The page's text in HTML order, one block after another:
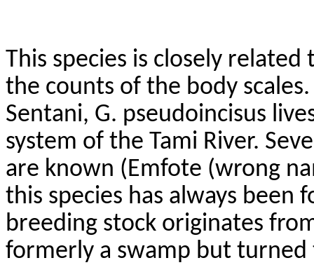
This species is closely related
the counts of the body
Sentani, G. pseudoincisus
system of the Tami River.
are known (Emfote (wrong
this species has always been
breeding stock originates
formerly a swamp but turned